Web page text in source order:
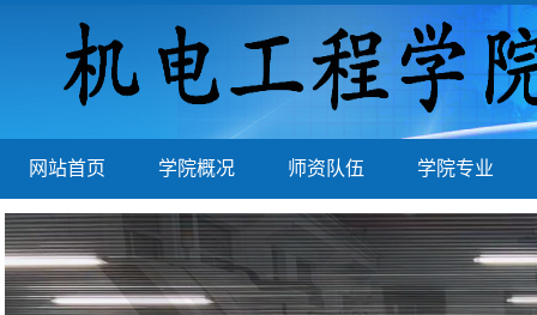
网站首页 学院概况 师资队伍 学院专业